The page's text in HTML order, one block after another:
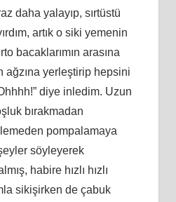
daha yalayıp, sırtüstü
artık o siki yemenin
bacaklarımın arasına
ağzına yerleştirip hepsini
diye inledim. Uzun
bırakmadan
pompalamaya
söyleyerek
habire hızlı hızlı
sikişirken de çabuk